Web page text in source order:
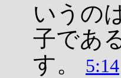
いうの
子であ
す。
5:14